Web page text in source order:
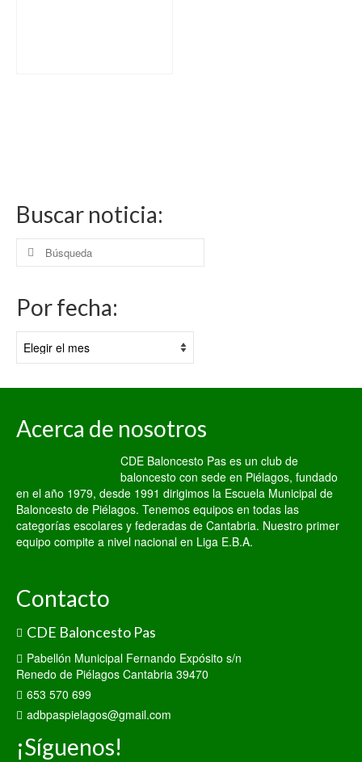
Buscar noticia:
Buscar
por:
Por fecha:
fecha:
Acerca de nosotros
CDE Baloncesto Pas es un club de
baloncesto con sede en Piélagos, fundado
en el año 1979, desde 1991 dirigimos la Escuela Municipal de
Baloncesto de Piélagos. Tenemos equipos en todas las
categorías escolares y federadas de Cantabria. Nuestro primer
equipo compite a nivel nacional en Liga E.B.A.
Contacto
CDE Baloncesto Pas
Pabellón Municipal Fernando Expósito s/n
Renedo de Piélagos Cantabria 39470
653 570 699
adbpaspielagos@gmail.com
¡Síguenos!